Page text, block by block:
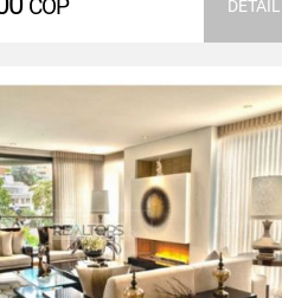
COP DETAIL
VIEW DETAILS